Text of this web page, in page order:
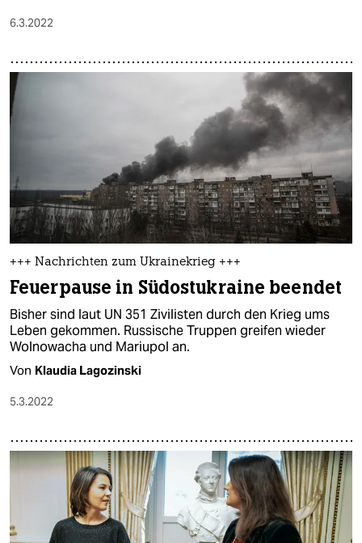
6.3.2022
+++ Nachrichten zum Ukrainekrieg +++
Feuerpause in Südostukraine beendet
Bisher sind laut UN 351 Zivilisten durch den Krieg ums
Leben gekommen. Russische Truppen greifen wieder
Wolnowacha und Mariupol an.
Von Klaudia Lagozinski
5.3.2022